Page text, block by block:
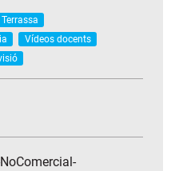
Vídeos docents